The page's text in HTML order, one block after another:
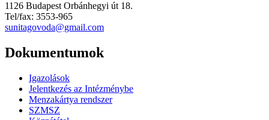
1126 Budapest Orbánhegyi út 18.
Tel/fax: 3553-965
sunitagovoda@gmail.com
Dokumentumok
Igazolások
Jelentkezés az Intézménybe
Menzakártya rendszer
SZMSZ